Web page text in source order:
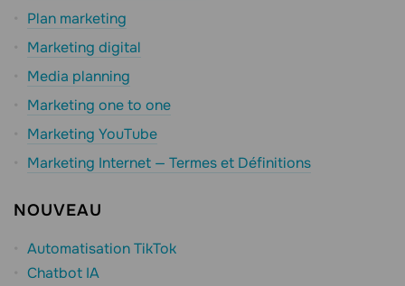
Plan marketing
Marketing digital
Media planning
Marketing one to one
Marketing YouTube
Marketing Internet — Termes et Définitions
NOUVEAU
Automatisation TikTok
Chatbot IA